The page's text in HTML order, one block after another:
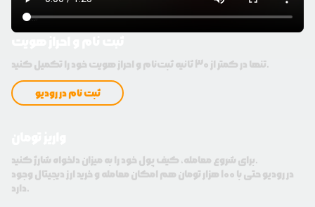
تنها در کمتر از 30 ثانیه ثبت‌نام و احراز هویت خود را تکمیل کنید.
ثبت نام در رودیو
برای شروع معامله، کیف پول خود را به میزان دلخواه شارژ کنید.
در رودیو حتی با 100 هزار تومان هم امکان معامله و خرید ارز دیجیتال وجود
دارد.